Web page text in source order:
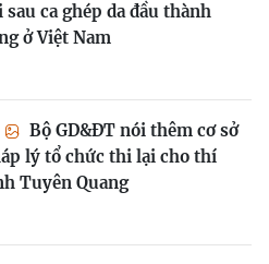
sau ca ghép da đầu thành
ở Việt Nam
Bộ GD&ĐT nói thêm cơ sở
lý tổ chức thi lại cho thí
Tuyên Quang